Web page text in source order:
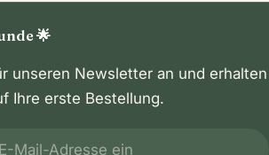
🌟
unseren Newsletter an und erhalten
Ihre erste Bestellung.